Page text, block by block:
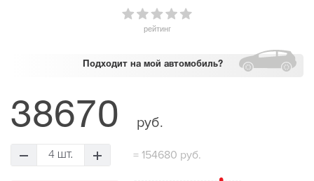
рейтинг
Подходит на мой автомобиль?
38670 руб.
4 шт. = 154680 руб.